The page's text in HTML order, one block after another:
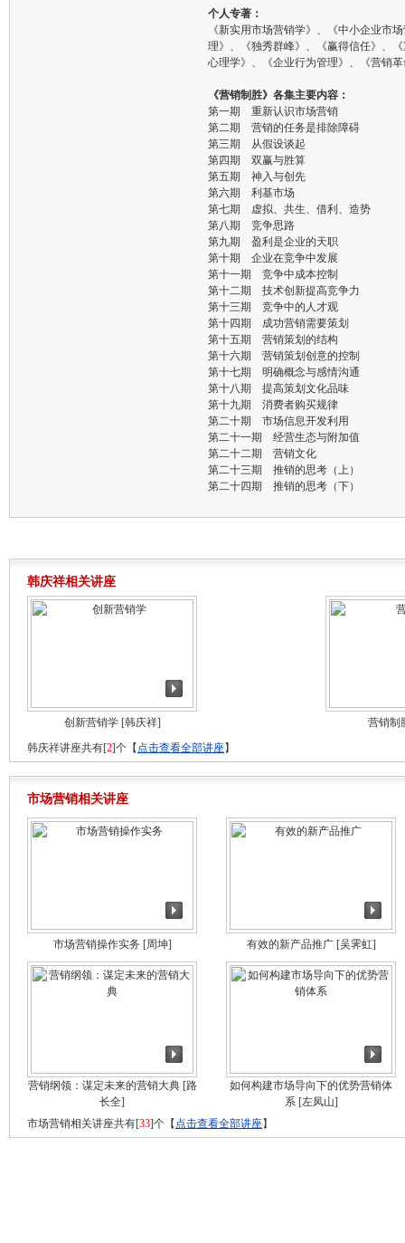
个人专著：
《新实用市场营销学》、《中小企业市
理》、《独秀群峰》、《赢得信任》、
心理学》、《企业行为管理》、《营销
《营销制胜》各集主要内容：
第一期 重新认识市场营销
第二期 营销的任务是排除障碍
第三期 从假设谈起
第四期 双赢与胜算
第五期 神入与创先
第六期 利基市场
第七期 虚拟、共生、借利、造势
第八期 竞争思路
第九期 盈利是企业的天职
第十期 企业在竞争中发展
第十一期 竞争中成本控制
第十二期 技术创新提高竞争力
第十三期 竞争中的人才观
第十四期 成功营销需要策划
第十五期 营销策划的结构
第十六期 营销策划创意的控制
第十七期 明确概念与感情沟通
第十八期 提高策划文化品味
第十九期 消费者购买规律
第二十期 市场信息开发利用
第二十一期 经营生态与附加值
第二十二期 营销文化
第二十三期 推销的思考（上）
第二十四期 推销的思考（下）
韩庆祥相关讲座
创新营销学[韩庆祥]
营销制
韩庆祥讲座共有[2]个【 点击查看全部讲座】
市场营销相关讲座
市场营销操作实务 [周坤] 有效的新产品推广[吴霁虹]
营销纲领：谋定未来的营销大典[路
长全]
如何构建市场导向下的优势营销体
系[左凤山]
市场营销相关讲座共有[33]个【 点击查看全部讲座】